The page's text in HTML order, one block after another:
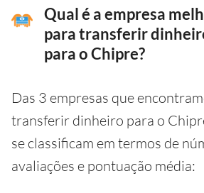
Qual é a empresa
para transferir
para o Chipre?
Das 3 empresas que
transferir dinheiro para o
se classificam em termos de
avaliações e pontuação média: